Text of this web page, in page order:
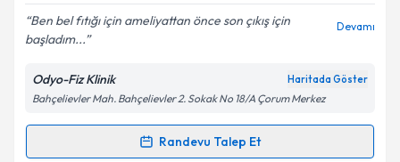
Ben bel fıtığı için ameliyattan önce son çıkış için
başladım...
Devamı
Odyo-Fiz Klinik Haritada Göster
Bahçelievler Mah. Bahçelievler 2. Sokak No 18/A Çorum Merkez
Randevu Talep Et
Randevu Takvimi Talebi